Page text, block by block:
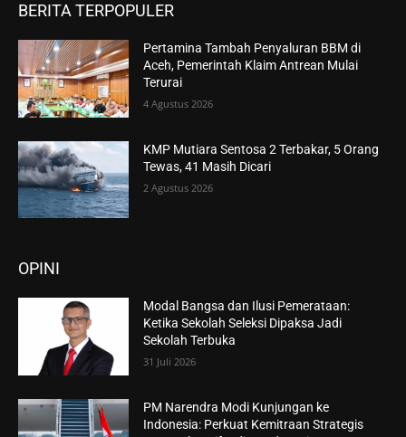
BERITA TERPOPULER
Pertamina Tambah Penyaluran BBM di
Aceh, Pemerintah Klaim Antrean Mulai
Terurai
4 Agustus 2026
KMP Mutiara Sentosa 2 Terbakar, 5 Orang
Tewas, 41 Masih Dicari
2 Agustus 2026
OPINI
Modal Bangsa dan Ilusi Pemerataan:
Ketika Sekolah Seleksi Dipaksa Jadi
Sekolah Terbuka
31 Juli 2026
PM Narendra Modi Kunjungan ke
Indonesia: Perkuat Kemitraan Strategis